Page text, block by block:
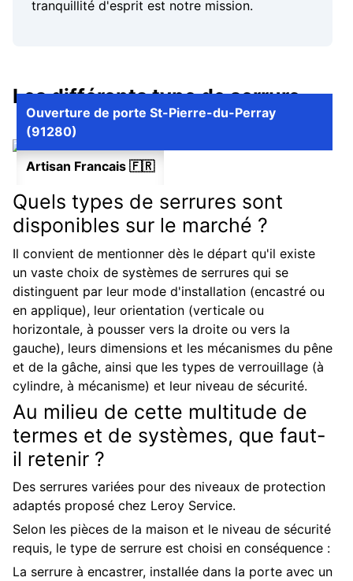
tranquillité d'esprit est notre mission.
Les différents type de serrure
Artisan Francais 🇫🇷
Ouverture de porte St-Pierre-du-Perray
(91280)
Quels types de serrures sont
disponibles sur le marché ?
Il convient de mentionner dès le départ qu'il existe
un vaste choix de systèmes de serrures qui se
distinguent par leur mode d'installation (encastré ou
en applique), leur orientation (verticale ou
horizontale, à pousser vers la droite ou vers la
gauche), leurs dimensions et les mécanismes du pêne
et de la gâche, ainsi que les types de verrouillage (à
cylindre, à mécanisme) et leur niveau de sécurité.
Au milieu de cette multitude de
termes et de systèmes, que faut-
il retenir ?
Des serrures variées pour des niveaux de protection
adaptés proposé chez Leroy Service.
Selon les pièces de la maison et le niveau de sécurité
requis, le type de serrure est choisi en conséquence :
La serrure à encastrer, installée dans la porte avec un